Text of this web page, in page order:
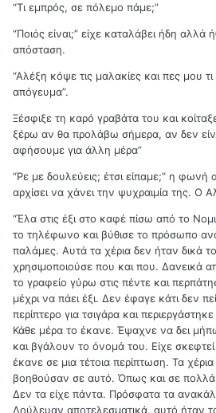
“Τι εμπρός, σε πόλεμο πάμε;”
“Ποιός είναι;” είχε καταλάβει ήδη αλλά
απόσταση.
“Αλέξη κόψε τις μαλακίες και πες μου
απόγευμα”.
Ξέσφιξε τη καρό γραβάτα του και
ξέρω αν θα προλάβω σήμερα, αν δεν
αφήσουμε για άλλη μέρα”
“Ρε με δουλεύεις; έτσι είπαμε;” η
αρχίσει να χάνει την ψυχραιμία της. Ο
“Έλα στις έξι στο καφέ πίσω από το
το τηλέφωνο και βύθισε το πρόσωπο
παλάμες. Αυτά τα χέρια δεν ήταν δικά
χρησιμοποιούσε που και που. Δανεικά
το γραφείο γύρω στις πέντε και
μέχρι να πάει έξι. Δεν έφαγε κάτι δεν
περίπτερο για τσιγάρα και
Κάθε μέρα το έκανε. Έψαχνε να δει
και βγάλουν το όνομά του. Είχε
έκανε σε μια τέτοια περίπτωση. Τα
βοηθούσαν σε αυτό. Όπως και σε πολλά
Δεν τα είχε πάντα. Πρόσφατα τα
Δούλευαν αποτελεσματικά, αυτό ήταν